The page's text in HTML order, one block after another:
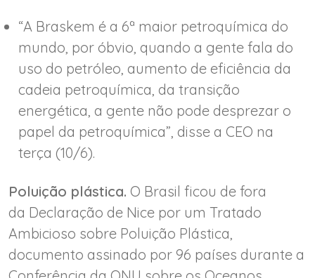
“A Braskem é a 6ª maior petroquímica do
mundo, por óbvio, quando a gente fala do
uso do petróleo, aumento de eficiência da
cadeia petroquímica, da transição
energética, a gente não pode desprezar o
papel da petroquímica”, disse a CEO na
terça (10/6).
Poluição plástica. O Brasil ficou de fora
da Declaração de Nice por um Tratado
Ambicioso sobre Poluição Plástica,
documento assinado por 96 países durante a